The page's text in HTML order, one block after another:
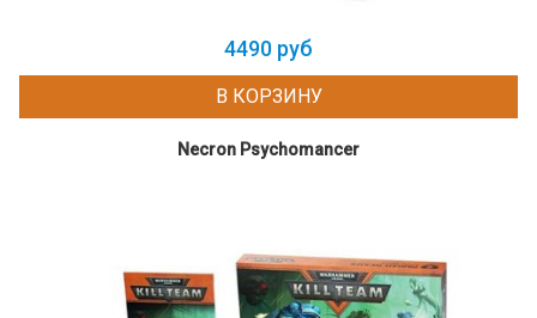
4490 руб
В КОРЗИНУ
Necron Psychomancer